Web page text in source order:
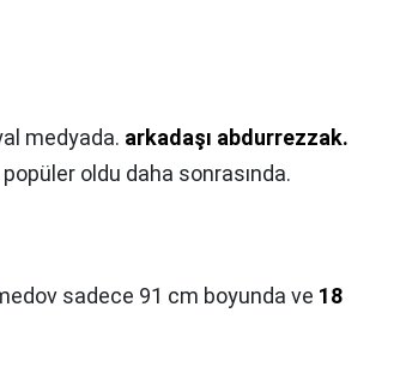
medyada. arkadaşı abdurrezzak.
popüler oldu daha sonrasında.
sadece 91 cm boyunda ve 18